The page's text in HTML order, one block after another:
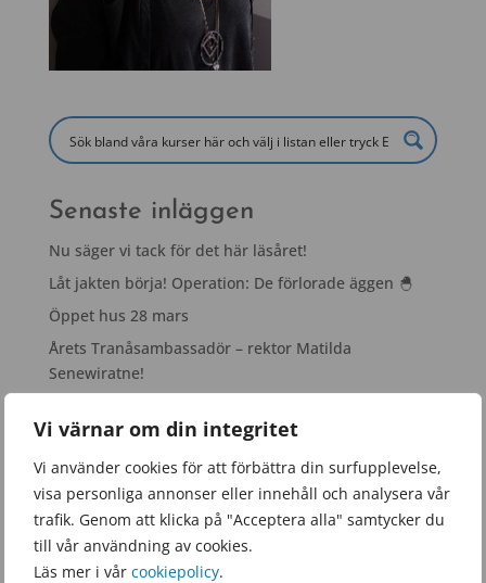
Vi värnar om din integritet
Vi använder cookies för att förbättra din surfupplevelse,
visa personliga annonser eller innehåll och analysera vår
trafik. Genom att klicka på "Acceptera alla" samtycker du
till vår användning av cookies.
Läs mer i vår cookiepolicy.
Senaste inläggen
Nu säger vi tack för det här läsåret!
Låt jakten börja! Operation: De förlorade äggen 🐣
Öppet hus 28 mars
Årets Tranåsambassadör – rektor Matilda
Senewiratne!
Arkiv
juni 2026
mars 2026
januari 2026